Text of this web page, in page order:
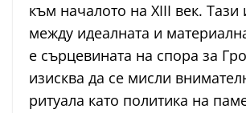
към началото на XIII век. Тази
между идеалната и
е сърцевината на спора за
изисква да се мисли
ритуала като политика на